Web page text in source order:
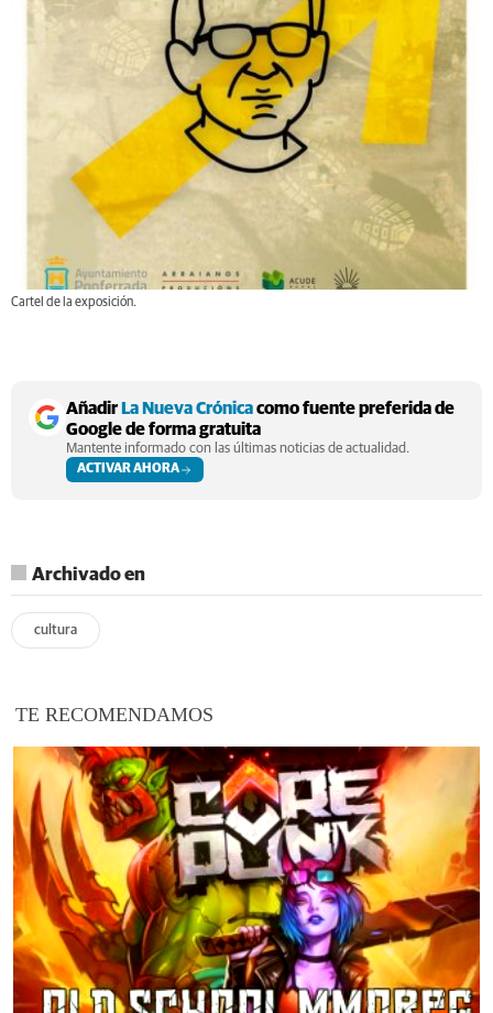
Cartel de la exposición.
Añadir La Nueva Crónicacomo fuente preferida de
Google de forma gratuita
Mantente informado con las últimas noticias de actualidad.
ACTIVAR AHORA
Archivado en
cultura
TE RECOMENDAMOS